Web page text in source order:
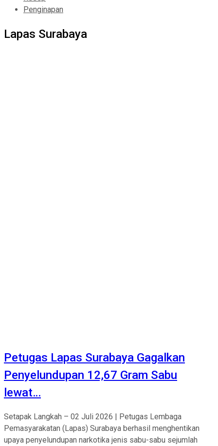
Penginapan
Lapas Surabaya
Petugas Lapas Surabaya Gagalkan
Penyelundupan 12,67 Gram Sabu
lewat…
Setapak Langkah – 02 Juli 2026 | Petugas Lembaga
Pemasyarakatan (Lapas) Surabaya berhasil menghentikan
upaya penyelundupan narkotika jenis sabu-sabu sejumlah